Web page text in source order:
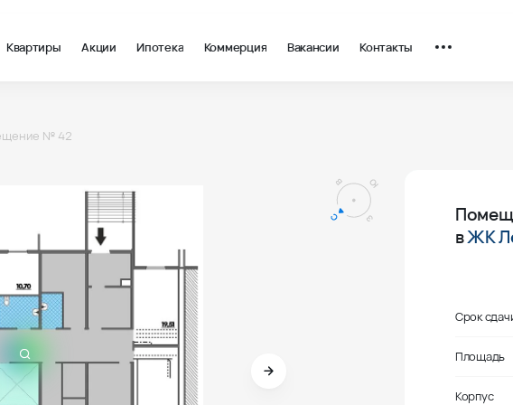
Квартиры Акции Ипотека Коммерция Вакансии Контакты
№ 42
вЖК
Срок
Площадь
Корпус